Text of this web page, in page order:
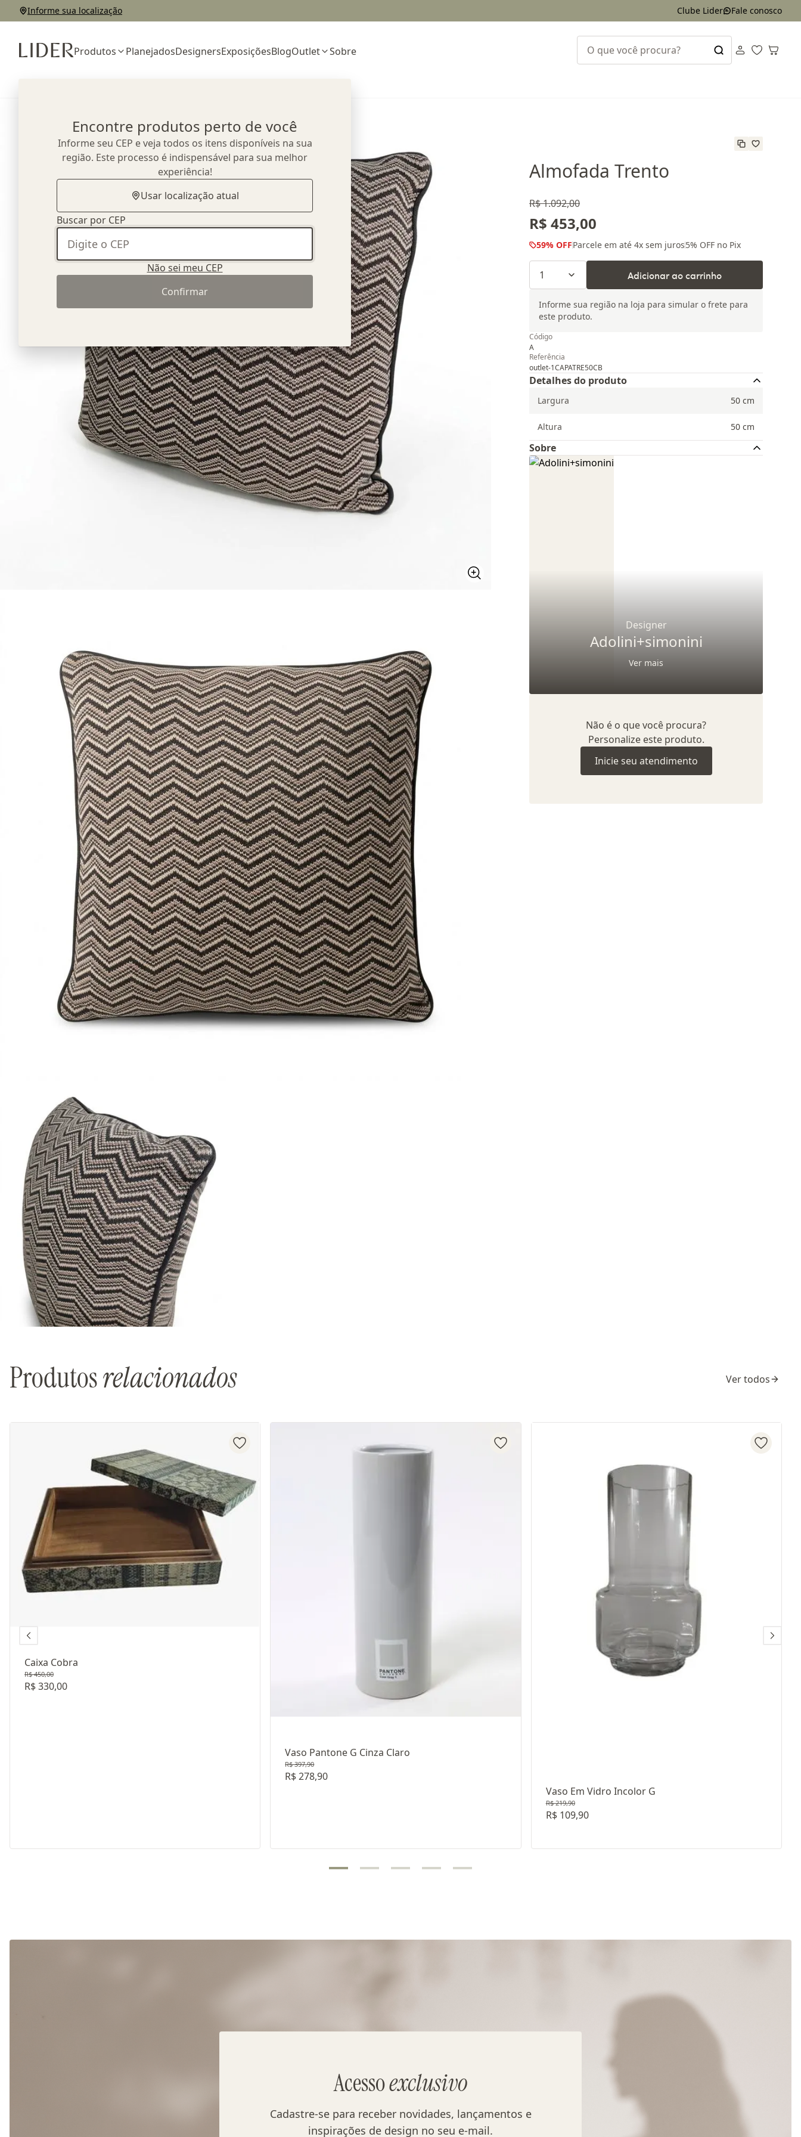
Informe sua localização Clube Lider Fale conosco
Produtos PlanejadosDesignersExposiçõesBlogOutlet Sobre
Encontre produtos perto de você
Informe seu CEP e veja todos os itens disponíveis na sua
região. Este processo é indispensável para sua melhor
experiência!
Usar localização atual
Buscar por CEP
Não sei meu CEP
Confirmar
Almofada Trento
R$ 1.092,00
R$ 453,00
59% OFFParcele em até 4x sem juros5% OFF no Pix
1 Adicionar ao carrinho
Informe sua região na loja para simular o frete para
este produto.
Código
A
Referência
outlet-1CAPATRE50CB
Detalhes do produto
Largura 50 cm
Altura 50 cm
Sobre
Designer
Adolini+simonini
Ver mais
Não é o que você procura?
Personalize este produto.
Inicie seu atendimento
Produtos relacionados Ver todos
Caixa Cobra
R$ 450,00
R$ 330,00
Vaso Pantone G Cinza Claro
R$ 397,90
R$ 278,90
Vaso Em Vidro Incolor G
R$ 219,90
R$ 109,90
Acessoexclusivo
Cadastre-se para receber novidades, lançamentos e
inspirações de design no seu e-mail.